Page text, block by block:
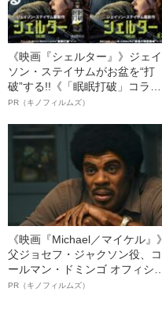
《映画『シェルター』》ジェイ
ソン・ステイサムがお盆を“打
破”する!!《「眠眠打破」コラ
ボ》
PR（キノフィルムズ）
《映画『Michael／マイケル』》
父ジョセフ・ジャクソン役、コ
ールマン・ドミンゴ オフィシャ
ルインタビュー“観客を魅了した
PR（キノフィルムズ）